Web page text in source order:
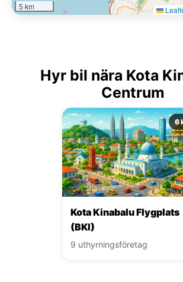
5 km
Hyr bil nära Kota
Centrum
6
Kota Kinabalu Flygplats
(BKI)
9 uthyrningsföretag